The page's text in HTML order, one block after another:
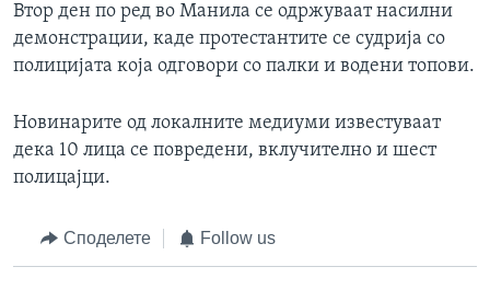
Втор ден по ред во Манила се одржуваат насилни
демонстрации, каде протестантите се судрија со
полицијата која одговори со палки и водени топови.
Новинарите од локалните медиуми известуваат
дека 10 лица се повредени, вклучително и шест
полицајци.
Споделете Follow us